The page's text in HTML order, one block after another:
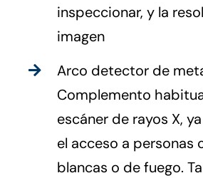
inspeccionar, y la
imagen
Arco detector de
Complemento
escáner de rayos X,
el acceso a personas
blancas o de fuego.